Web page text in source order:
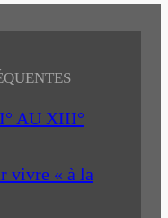
AU XIII°
vivre « à la